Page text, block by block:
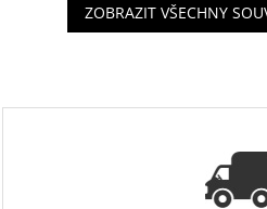
ZOBRAZIT VŠECHNY